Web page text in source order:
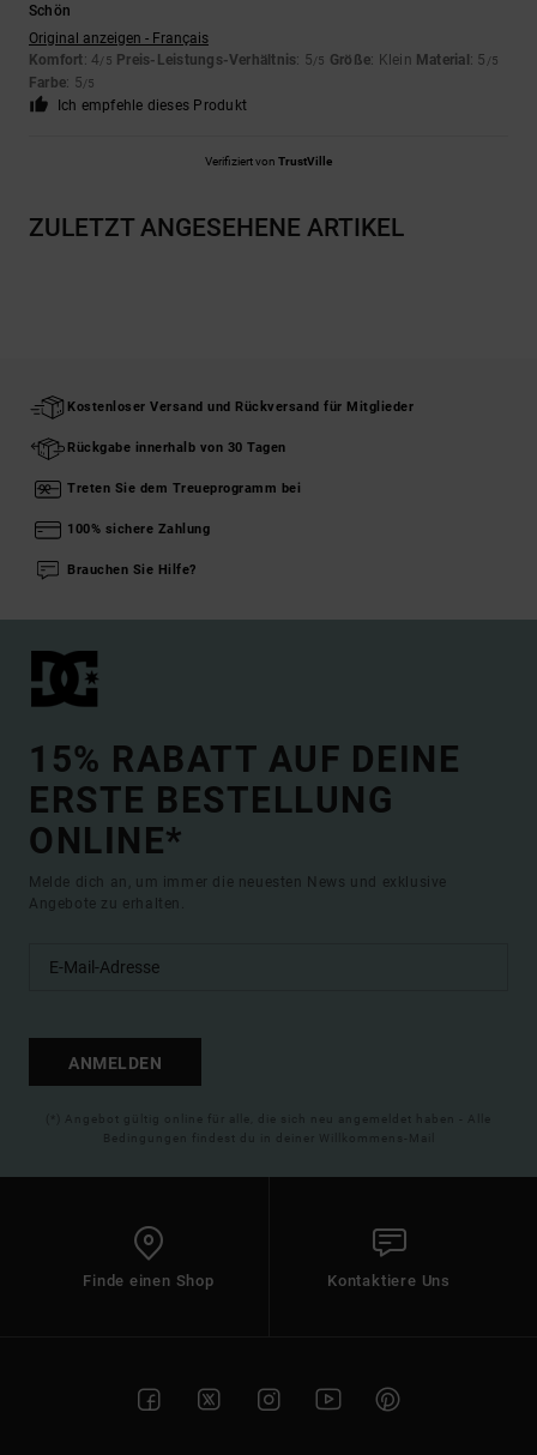
Schön
Original anzeigen - Français
Komfort: 4/5 Preis-Leistungs-Verhältnis: 5/5 Größe: Klein Material : 5 /5
Farbe: 5/5
Ich empfehle dieses Produkt
Verifiziert von TrustVille
ZULETZT ANGESEHENE ARTIKEL
Kostenloser Versand und Rückversand für Mitglieder
Rückgabe innerhalb von 30 Tagen
Treten Sie dem Treueprogramm bei
100% sichere Zahlung
Brauchen Sie Hilfe?
15% RABATT AUF DEINE
ERSTE BESTELLUNG
ONLINE*
Melde dich an, um immer die neuesten News und exklusive
Angebote zu erhalten.
ANMELDEN
(*) Angebot gültig online für alle, die sich neu angemeldet haben - Alle
Bedingungen findest du in deiner Willkommens-Mail
Finde einen Shop Kontaktiere Uns